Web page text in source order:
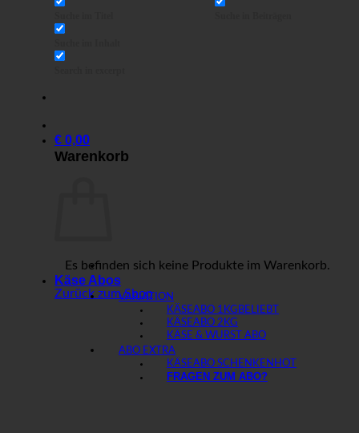
€ 0,00
Warenkorb
Es befinden sich keine Produkte im Warenkorb.
Zurück zum Shop
Käse Abos
VARIATION
KÄSEABO 1KG
KÄSEABO 2KG
KÄSE & WURST ABO
ABO EXTRA
KÄSEABO SCHENKEN
FRAGEN ZUM ABO?